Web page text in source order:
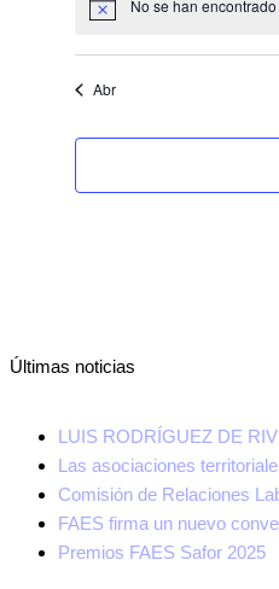
Aviso No se han
Abr
Últimas noticias
LUIS RODRÍGUEZ DE
Las asociaciones
Comisión de Relaciones
FAES firma un nuevo
Premios FAES Safor 2025